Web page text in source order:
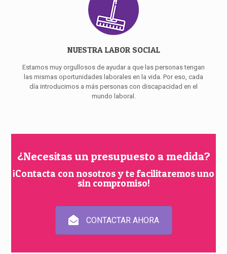
NUESTRA LABOR SOCIAL
Estamos muy orgullosos de ayudar a que las personas tengan
las mismas oportunidades laborales en la vida. Por eso, cada
día introducimos a más personas con discapacidad en el
mundo laboral.
¿Necesitas un presupuesto a medida?
¡Contacta con nosotros y te facilitaremos uno
sin compromiso!
CONTACTAR AHORA